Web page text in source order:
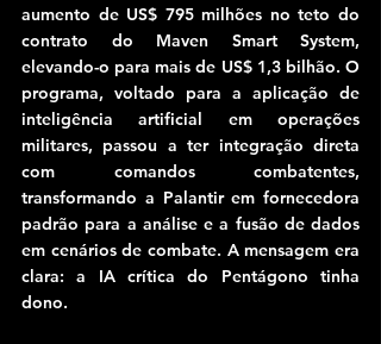
aumento de US$ 795 milhões no teto do
contrato do Maven Smart System,
elevando-o para mais de US$ 1,3 bilhão. O
programa, voltado para a aplicação de
inteligência artificial em operações
militares, passou a ter integração direta
com comandos combatentes,
transformando a Palantir em fornecedora
padrão para a análise e a fusão de dados
em cenários de combate. A mensagem era
clara: a IA crítica do Pentágono tinha
dono.